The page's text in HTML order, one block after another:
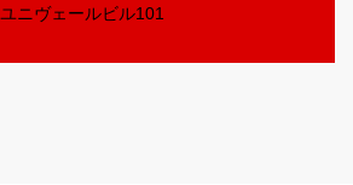
ユニヴェールビル101